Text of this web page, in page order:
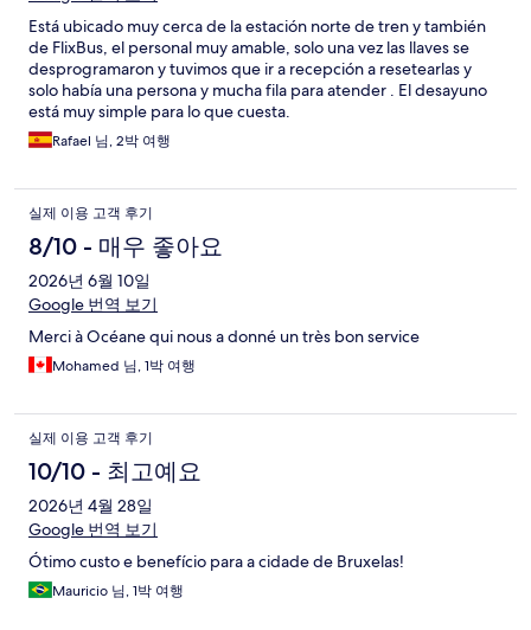
Está ubicado muy cerca de la estación norte de tren y también
de FlixBus, el personal muy amable, solo una vez las llaves se
desprogramaron y tuvimos que ir a recepción a resetearlas y
solo había una persona y mucha fila para atender . El desayuno
está muy simple para lo que cuesta.
Rafael 님, 2박 여행
실제 이용 고객 후기
8/10 - 매우 좋아요
2026년 6월 10일
Google 번역 보기
Merci à Océane qui nous a donné un très bon service
Mohamed 님, 1박 여행
실제 이용 고객 후기
10/10 - 최고예요
2026년 4월 28일
Google 번역 보기
Ótimo custo e benefício para a cidade de Bruxelas!
Mauricio 님, 1박 여행